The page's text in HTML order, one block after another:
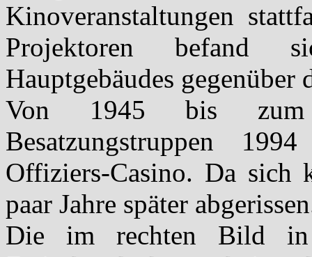
Kinoveranstaltungen
Projektoren befand
Hauptgebäudes
Von 1945 bis zum
Besatzungstruppen
Offiziers-Casino. Da sich
paar Jahre später
Die im rechten Bild in